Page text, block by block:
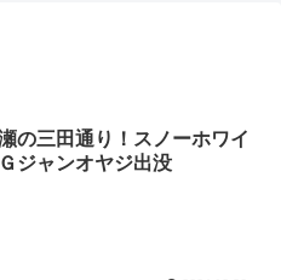
の三田通り！スノーホワイ
Ｇジャンオヤジ出没